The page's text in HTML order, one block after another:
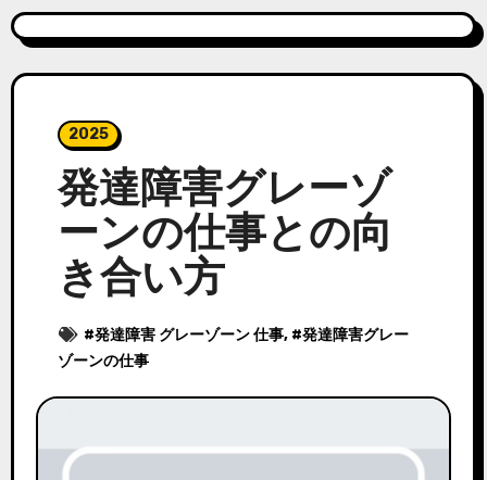
2025
発達障害グレーゾ
ーンの仕事との向
き合い方
#発達障害 グレーゾーン 仕事, #発達障害グレー
ゾーンの仕事